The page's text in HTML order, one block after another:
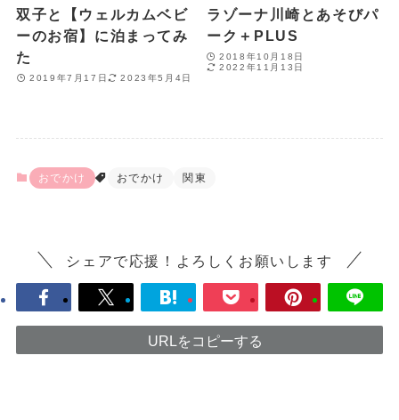
おでかけ おでかけ 関東
シェアで応援！よろしくお願いします
URLをコピーする
双子と【ウェルカムベビ
ーのお宿】に泊まってみ
た
2019年7月17日 2023年5月4日
ラゾーナ川崎とあそびパ
ーク＋PLUS
2018年10月18日
2022年11月13日